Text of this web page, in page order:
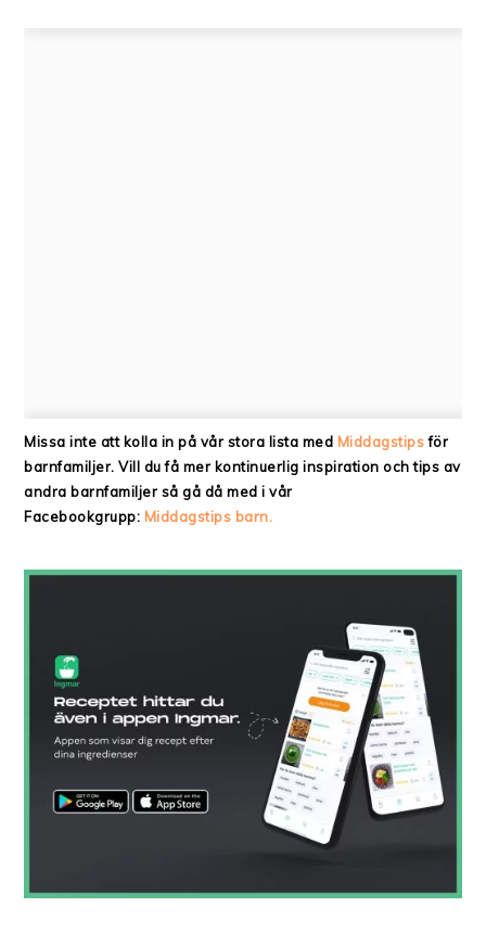
Missa inte att kolla in på vår stora lista med Middagstipsför
barnfamiljer. Vill du få mer kontinuerlig inspiration och tips av
andra barnfamiljer så gå då med i vår
Facebookgrupp: Middagstips barn.